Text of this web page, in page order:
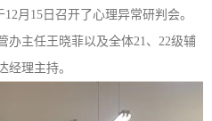
月15日召开了心理异常研判会。
办主任王晓菲以及全体21、22级辅
经理主持。